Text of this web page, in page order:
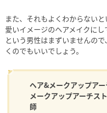
また、それもよくわからない
愛いイメージのヘアメイクに
という男性はまずいませんの
くのでもいいでしょう。
ヘア&メークアップアー
メークアップアーチス
師